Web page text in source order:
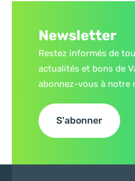
Newsletter
Restez informés de
actualités et bons de
abonnez-vous à notre
S'abonner